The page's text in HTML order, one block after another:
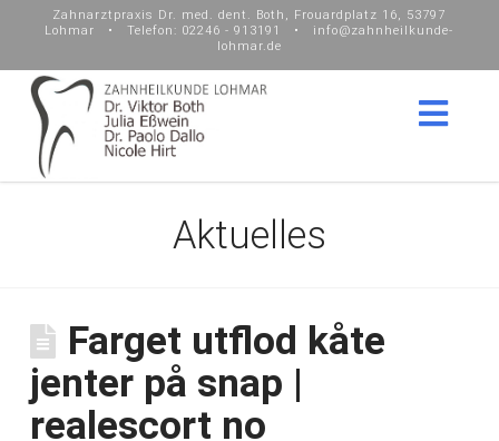
Zahnarztpraxis Dr. med. dent. Both, Frouardplatz 16, 53797
Lohmar • Telefon: 02246 - 913191 • info@zahnheilkunde-
lohmar.de
Aktuelles
Farget utflod kåte
jenter på snap |
realescort no